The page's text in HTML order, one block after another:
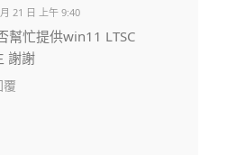
21 日 上午 9:40
幫忙提供win11 LTSC
謝謝
覆